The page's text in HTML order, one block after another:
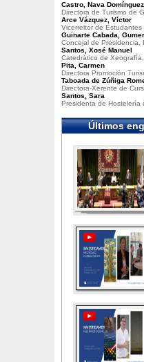
Castro, Nava Domínguez
Directora de Turismo de
Arce Vázquez, Víctor
Vicerreitor de
Guinarte Cabada,
Concejal de Presidencia,
Santos, Xosé Manuel
Catedrático de
Pita, Carmen
Directora Promoción
Taboada de Zúñiga
Directora-Xerente de
Santos, Sara
Presidenta de Hostelería
Últimos